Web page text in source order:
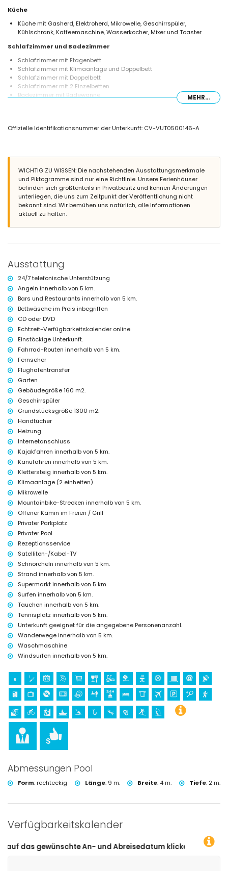
Küche
Küche mit Gasherd, Elektroherd, Mikrowelle, Geschirrspüler,
Kühlschrank, Kaffeemaschine, Wasserkocher, Mixer und Toaster
Schlafzimmer und Badezimmer
Schlafzimmer mit Etagenbett
Schlafzimmer mit Klimaanlage und Doppelbett
Schlafzimmer mit Doppelbett
Schlafzimmer mit 2 Einzelbetten
Badezimmer mit Badewanne
Großes und eingezäuntes Grundstück
Gartenmöbeln mit Sonnenliegen
2 Terrassen
Grill
Außendusche
2 private Parkplätze
Weitere Informationen
Nächstes Flussufer oder Küste: Mittelmeer, Jávea (innerhalb von 5
Nächster Hafen: Puerto Aduanas del Mar, Jávea (innerhalb von 5
Nächster Park: Montgó, Jávea (innerhalb von 5 Kilometern von der
Villa)
Nächster Flughafen: Alicante (innerhalb von 100 Kilometern von der
Villa)
Zweitnächster Flughafen: Valencia (> 100 Kilometer)
Einrichtungen und Dienstleistungen, die im Mietpreis der Villa
enthalten sind
Internet (ADSL)
Bügeleisen und Bügelbrett
Bettwäsche und Handtücher
Empfangsservice und 24-Stunden-Notfalldienst
Zentralheizung und Klimaanlage
Einrichtungen und Dienstleistungen gegen Aufpreis
Flughafenservice
Zustellbett und Kinderbett (auf Anfrage)
Unterhaltungs- und Freizeitaktivitäten für Ihren Urlaub in Jávea,
Costa Blanca
Kino, Theater, Diskothek, Bar und Promenade (El Arenal) (innerhalb von
5 Kilometern vom Haus)
Sehenswürdigkeiten und Kultur in Jávea, Costa Blanca
Museum (Histórico de Jávea, Jávea), Kirche (San Bartolomé, Pueblo,
Jávea), Ruine (Molinos de Viento, Jávea), Denkmal (Pueblo de Jávea,
Jávea), Architektonisches Gebäude (Pueblo de Jávea, Jávea),
Historischer Ort (Pueblo de Jávea und Jávea) (innerhalb von 10
Kilometern von der Unterkunft)
Burg (Portal de la Vila und Denia) (innerhalb von 25 Kilometern von der
Unterkunft)
Sportmöglichkeiten
Tennis, Wandern, Mountainbiking, Radfahren, Klettern, Kanufahren,
Kajakfahren, Angeln, Tauchen, Schnorcheln, Surfen und Windsurfen
(innerhalb von 5 Kilometern von der Villa)
Golf (Golf Club Jávea) und Reiten (innerhalb von 10 Kilometern von der
Villa)
MEHR...
Offizielle Identifikationsnummer der Unterkunft: CV-VUT0500146-A
WICHTIG ZU WISSEN: Die nachstehenden Ausstattungsmerkmale
und Piktogramme sind nur eine Richtlinie. Unsere Ferienhäuser
befinden sich größtenteils in Privatbesitz und können Änderungen
unterliegen, die uns zum Zeitpunkt der Veröffentlichung nicht
bekannt sind. Wir bemühen uns natürlich, alle Informationen
aktuell zu halten.
Ausstattung
24/7 telefonische Unterstützung
Angeln innerhalb von 5 km.
Bars und Restaurants innerhalb von 5 km.
Bettwäsche im Preis inbegriffen
CD oder DVD
Echtzeit-Verfügbarkeitskalender online
Einstöckige Unterkunft.
Fahrrad-Routen innerhalb von 5 km.
Fernseher
Flughafentransfer
Garten
Gebäudegröße 160 m2.
Geschirrspüler
Grundstücksgröße 1300 m2.
Handtücher
Heizung
Internetanschluss
Kajakfahren innerhalb von 5 km.
Kanufahren innerhalb von 5 km.
Klettersteig innerhalb von 5 km.
Klimaanlage (2 einheiten)
Mikrowelle
Mountainbike-Strecken innerhalb von 5 km.
Offener Kamin im Freien / Grill
Privater Parkplatz
Privater Pool
Rezeptionsservice
Satelliten-/Kabel-TV
Schnorcheln innerhalb von 5 km.
Strand innerhalb von 5 km.
Supermarkt innerhalb von 5 km.
Surfen innerhalb von 5 km.
Tauchen innerhalb von 5 km.
Tennisplatz innerhalb von 5 km.
Unterkunft geeignet für die angegebene Personenanzahl.
Wanderwege innerhalb von 5 km.
Waschmaschine
Windsurfen innerhalb von 5 km.
Abmessungen Pool
Form:rechteckig Länge: 9 m. Breite: 4 m. Tiefe: 2 m.
Verfügbarkeitskalender
An- und Abreisedatum klicken!